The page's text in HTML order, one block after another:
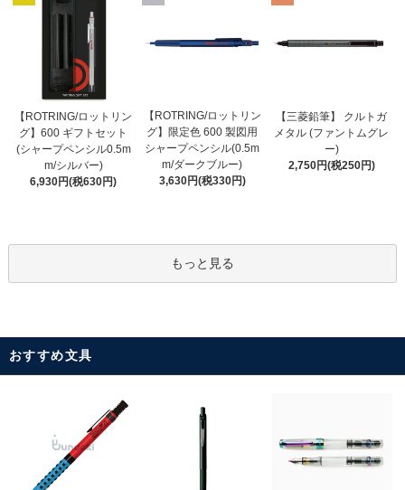
【ROTRING/ロットリン
グ】600 ギフトセット
(シャープペンシル0.5m
m/シルバー)
6,930円(税630円)
【ROTRING/ロットリン
グ】限定色 600 製図用
シャープペンシル(0.5m
m/ダークブルー)
3,630円(税330円)
【三菱鉛筆】 クルトガ
メタル (ファントムグレ
ー)
2,750円(税250円)
もっと見る
おすすめ文具